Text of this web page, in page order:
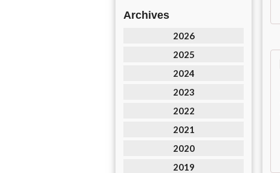
Archives
2026
2025
2024
2023
2022
2021
2020
2019